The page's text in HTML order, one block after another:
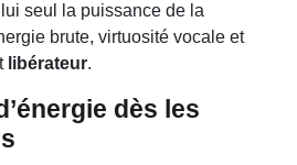
seul la puissance de la
brute, virtuosité vocale et
libérateur.
dès les